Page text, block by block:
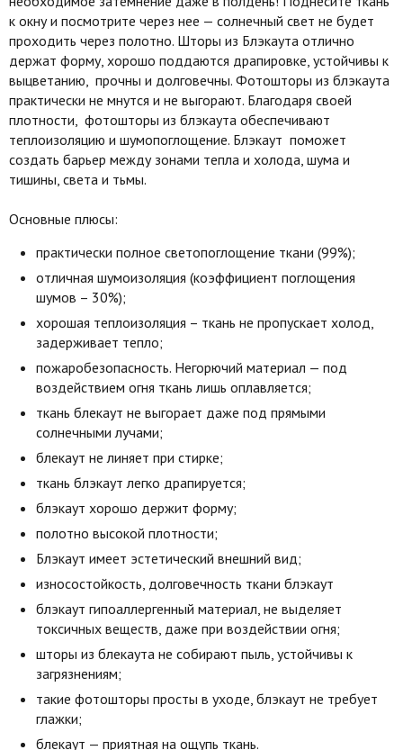
к окну и посмотрите через нее — солнечный свет не будет
проходить через полотно. Шторы из Блэкаута отлично
держат форму, хорошо поддаются драпировке, устойчивы к
выцветанию, прочны и долговечны. Фотошторы из блэкаута
практически не мнутся и не выгорают. Благодаря своей
плотности, фотошторы из блэкаута обеспечивают
теплоизоляцию и шумопоглощение. Блэкаут поможет
создать барьер между зонами тепла и холода, шума и
тишины, света и тьмы.
Основные плюсы:
практически полное светопоглощение ткани (99%);
отличная шумоизоляция (коэффициент поглощения
шумов – 30%);
хорошая теплоизоляция – ткань не пропускает холод,
задерживает тепло;
пожаробезопасность. Негорючий материал — под
воздействием огня ткань лишь оплавляется;
ткань блекаут не выгорает даже под прямыми
солнечными лучами;
блекаут не линяет при стирке;
ткань блэкаут легко драпируется;
блэкаут хорошо держит форму;
полотно высокой плотности;
Блэкаут имеет эстетический внешний вид;
износостойкость, долговечность ткани блэкаут
блэкаут гипоаллергенный материал, не выделяет
токсичных веществ, даже при воздействии огня;
шторы из блекаута не собирают пыль, устойчивы к
загрязнениям;
такие фотошторы просты в уходе, блэкаут не требует
глажки;
блекаут — приятная на ощупь ткань.